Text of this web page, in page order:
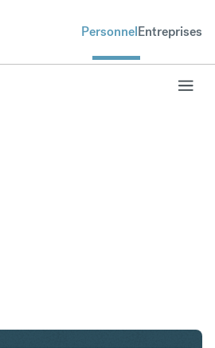
PersonnelEntreprises